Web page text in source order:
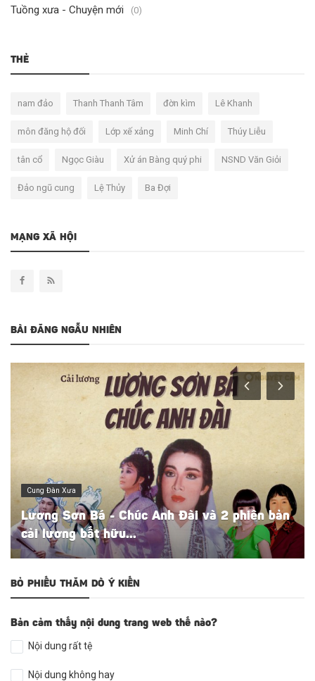
Tuồng xưa - Chuyện mới (0)
THẺ
nam đảo Thanh Thanh Tâm đờn kìm Lê Khanh
môn đăng hộ đối Lớp xế xảng Minh Chí Thúy Liễu
tân cổ Ngọc Giàu Xử án Bàng quý phi NSND Văn Giỏi
Đảo ngũ cung Lệ Thủy Ba Đợi
MẠNG XÃ HỘI
BÀI ĐĂNG NGẪU NHIÊN
Cung Đàn Xưa
Lương Sơn Bá - Chúc Anh Đài và 2 phiên bản
cải lương bất hữu...
BỎ PHIẾU THĂM DÒ Ý KIẾN
Bản cảm thấy nội dung trang web thế nào?
Nội dung rất tệ
Nội dung không hay